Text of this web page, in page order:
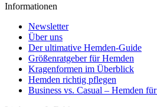
Informationen
Newsletter
Über uns
Der ultimative Hemden-Guide
Größenratgeber für Hemden
Kragenformen im Überblick
Hemden richtig pflegen
Business vs. Casual – Hemden